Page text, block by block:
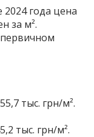
года цена
за м².
тыс. грн/м².
тыс. грн/м².